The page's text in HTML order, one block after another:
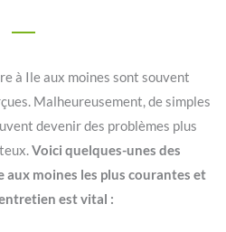
à Ile aux moines sont souvent
Malheureusement, de simples
devenir des problèmes plus
Voici quelques-unes des
moines les plus courantes et
est vital :